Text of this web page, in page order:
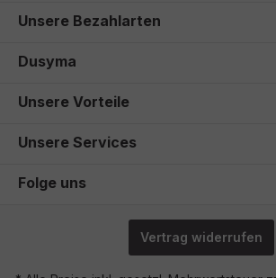
Unsere Bezahlarten
Dusyma
Unsere Vorteile
Unsere Services
Folge uns
Vertrag widerrufen